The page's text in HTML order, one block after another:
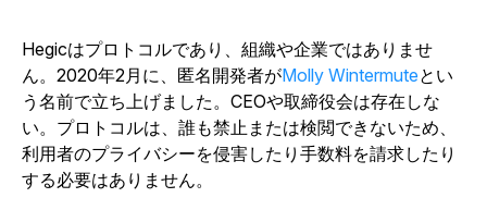
Hegicはプロトコルであり、組織や企業ではありませ
ん。2020年2月に、匿名開発者がMolly Wintermuteとい
う名前で立ち上げました。CEOや取締役会は存在しな
い。プロトコルは、誰も禁止または検閲できないため、
利用者のプライバシーを侵害したり手数料を請求したり
する必要はありません。